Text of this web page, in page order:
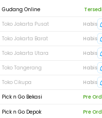
Gudang Online
Toko Jakarta Pusat
Habis
Toko Jakarta Barat
Habis
Toko Jakarta Utara
Habis
Toko Tangerang
Habis
Toko Cikupa
Habis
Pick n Go Bekasi
Pre
Pick n Go Depok
Pre